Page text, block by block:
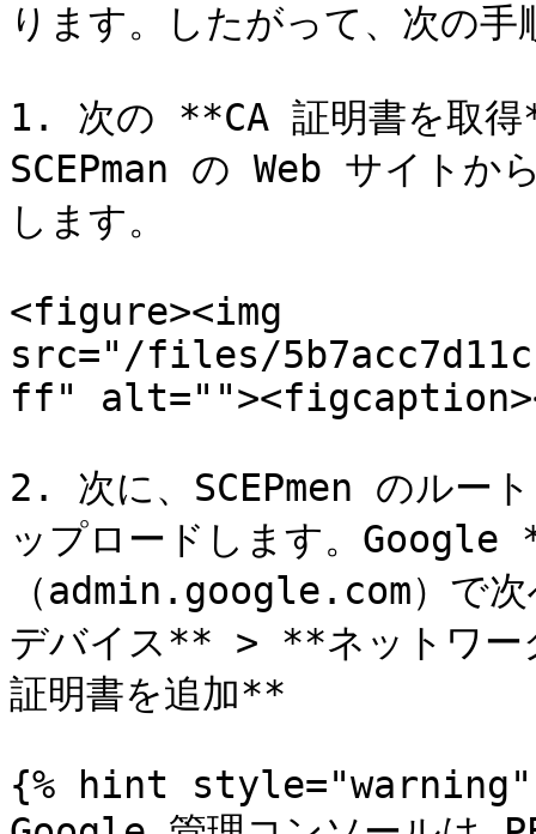
ります。したがって、次の
1. 次の **CA 証明書を取得
SCEPman の Web サイトか
します。
<figure><img
src="/files/
ff"
2. 次に、SCEPmen のル
ップロードします。
（admin.google.com）で
デバイス** > **ネット
証明書を追加**
{% hint style="warning"